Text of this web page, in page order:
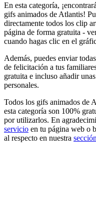
En esta categoría,
gifs animados de Atlantis!
directamente todos los clip
página de forma gratuita -
cuando hagas clic en el
Además, puedes enviar
de felicitación a tus
gratuita e incluso añadir
personales.
Todos los gifs animados de
esta categoría son 100%
por utilizarlos. En
servicio en tu página web o
al respecto en nuestra